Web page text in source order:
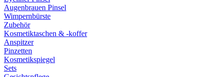
Augenbrauen Pinsel
Wimpernbürste
Zubehör
Kosmetiktaschen & -koffer
Anspitzer
Pinzetten
Kosmetikspiegel
Sets